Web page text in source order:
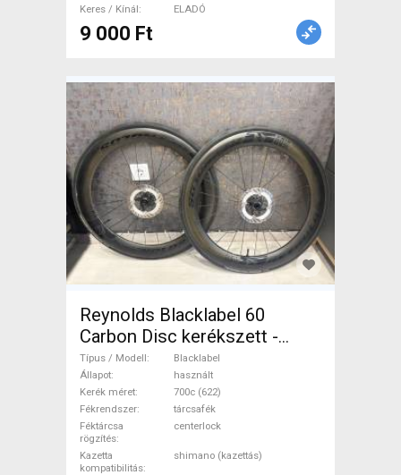
Keres / Kínál
ELADÓ
9 000 Ft
Reynolds Blacklabel 60
Carbon Disc kerékszett -
újszerű állapot Blacklabel
Országúti / Gravel / Triatlon
Alkatrész, Országúti Kerék /
Felni / Gumi 700c (622)
használt ELADÓ
Típus / Modell
Blacklabel
Állapot
használt
Kerék méret
700c (622)
Fékrendszer
tárcsafék
Féktárcsa
rögzítés
centerlock
Kazetta
kompatibilitás
shimano (kazettás)